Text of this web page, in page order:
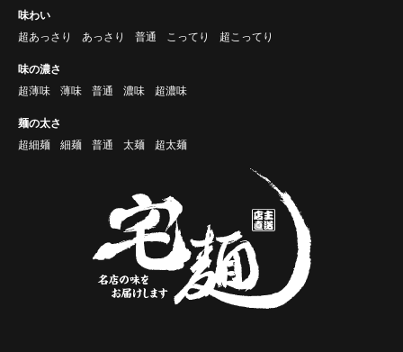
味わい
超あっさり
あっさり 普通 こってり 超こってり
味の濃さ
超薄味
薄味 普通 濃味 超濃味
麺の太さ
超細麺
細麺 普通 太麺 超太麺